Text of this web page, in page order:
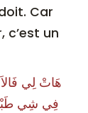
Car
c’est un
هَاتْ لِي فَالاَوْلْ سَكْسُو * وُ لاَ تَخَلِّي حَدّْ اِمَسُّو * اِكُونْ
فِي شِي